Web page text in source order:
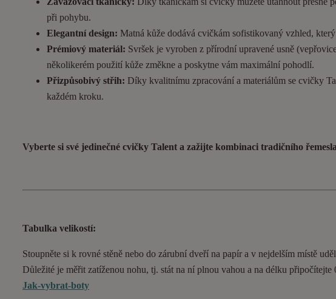
při pohybu.
Elegantní design: Matná kůže dodává cvičkám sofistikovaný vzhled,
Prémiový materiál: Svršek je vyroben z přírodní upravené usně
několikerém použití kůže změkne a poskytne vám maximální pohodlí.
Přizpůsobivý střih: Díky kvalitnímu zpracování a materiálům se cvičky
každém kroku.
Vyberte si své jedinečné cvičky Talent a zažijte kombinaci tradičního
Tabulka velikostí:
Stoupněte si k rovné stěně nebo do zárubní dveří na papír a v nejdelším místě
Důležité je měřit zatíženou nohu, tj. stát na ní plnou vahou a na délku
Jak-vybrat-boty